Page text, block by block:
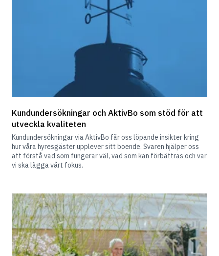
Kundundersökningar och AktivBo som stöd för att
utveckla kvaliteten
Kundundersökningar via AktivBo får oss löpande insikter kring
hur våra hyresgäster upplever sitt boende. Svaren hjälper oss
att förstå vad som fungerar väl, vad som kan förbättras och var
vi ska lägga vårt fokus.